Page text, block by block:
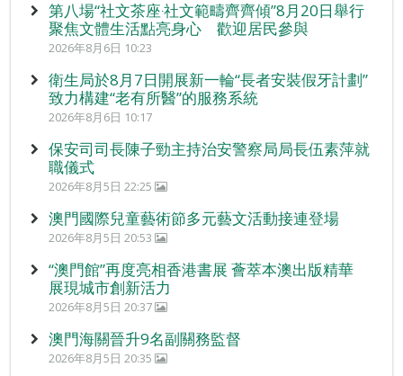
第八場“社文茶座‧社文範疇齊齊傾”8月20日舉行
聚焦文體生活點亮身心 歡迎居民參與
2026年8月6日 10:23
衛生局於8月7日開展新一輪“長者安裝假牙計劃”
致力構建“老有所醫”的服務系統
2026年8月6日 10:17
保安司司長陳子勁主持治安警察局局長伍素萍就
職儀式
2026年8月5日 22:25
澳門國際兒童藝術節多元藝文活動接連登場
2026年8月5日 20:53
“澳門館”再度亮相香港書展 薈萃本澳出版精華
展現城市創新活力
2026年8月5日 20:37
澳門海關晉升9名副關務監督
2026年8月5日 20:35